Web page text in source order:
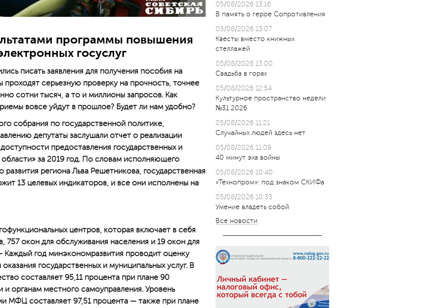
программы повышения
госуслуг
писать заявления для получения пособия на
серьезную проверку на прочность, точнее
сотни тысяч, а то и миллионы запросов. Как
вовсе уйдут в прошлое? Будет ли нам удобно?
собрания по государственной политике,
депутаты заслушали отчет о реализации
предоставления государственных и
за 2019 год. По словам исполняющего
региона Льва Решетникова, государственная
13 целевых индикаторов, и все они исполнены на
центров, которая включает в себя
окон для обслуживания населения и 19 окон для
год минэкономразвития проводит оценку
государственных и муниципальных услуг. В
составляет 95,11 процента при плане 90
органам местного самоуправления. Уровень
МФЦ составляет 97,51 процента — также при плане
05/08/2026 13:16
В память о герое Сопротивления
05/08/2026 13:07
Квесты вместо книжных
стеллажей
05/08/2026 13:00
Свадьба в горах
05/08/2026 12:54
Культурное пространство недели
№31 2026
05/08/2026 11:21
Случайных людей здесь нет
05/08/2026 11:09
40 минут эха войны
05/08/2026 10:40
«Технопром»: под знаком СКИФа
05/08/2026 10:33
Умение владеть собой
Все новости